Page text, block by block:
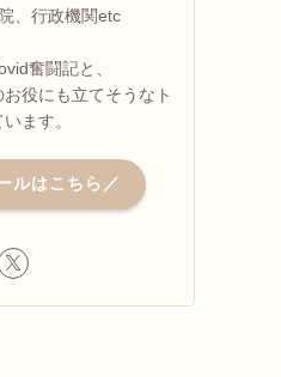
、行政機関etc
奮闘記と、
役にも立てそうなト
ます。
ルはこちら／